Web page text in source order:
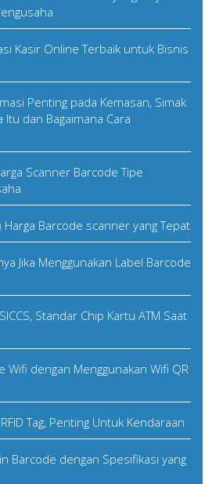
Kasir Online Terbaik untuk Bisnis
Penting pada Kemasan, Simak
Itu dan Bagaimana Cara
Scanner Barcode Tipe
Barcode scanner yang Tepat
Jika Menggunakan Label Barcode
Standar Chip Kartu ATM Saat
Wifi dengan Menggunakan Wifi QR
Tag, Penting Untuk Kendaraan
Barcode dengan Spesifikasi yang